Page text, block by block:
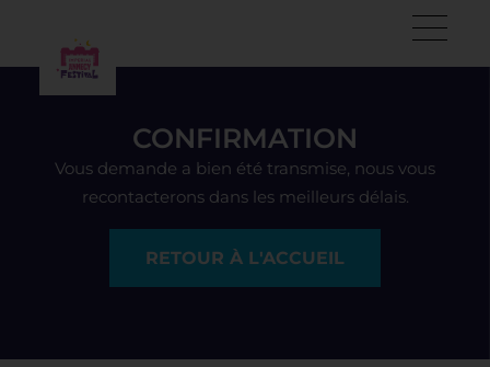
CONFIRMATION
Vous demande a bien été transmise, nous vous
recontacterons dans les meilleurs délais.
RETOUR À L'ACCUEIL